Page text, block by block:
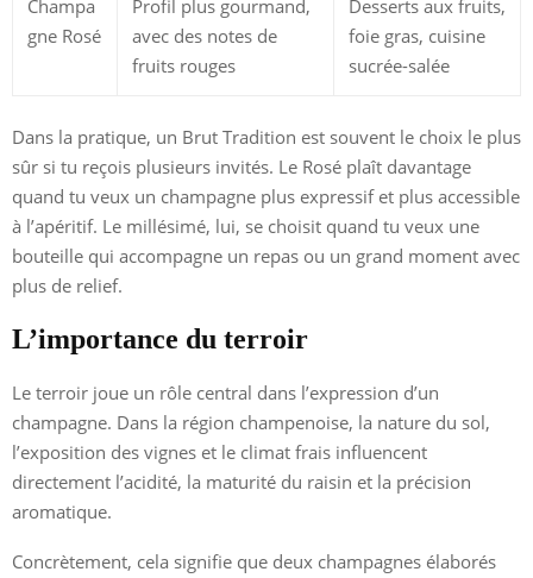
Champa
gne Rosé
Profil plus gourmand,
avec des notes de
fruits rouges
Desserts aux fruits,
foie gras, cuisine
sucrée-salée
Dans la pratique, un Brut Tradition est souvent le choix le plus
sûr si tu reçois plusieurs invités. Le Rosé plaît davantage
quand tu veux un champagne plus expressif et plus accessible
à l’apéritif. Le millésimé, lui, se choisit quand tu veux une
bouteille qui accompagne un repas ou un grand moment avec
plus de relief.
L’importance du terroir
Le terroir joue un rôle central dans l’expression d’un
champagne. Dans la région champenoise, la nature du sol,
l’exposition des vignes et le climat frais influencent
directement l’acidité, la maturité du raisin et la précision
aromatique.
Concrètement, cela signifie que deux champagnes élaborés